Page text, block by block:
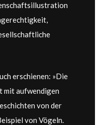
erschienen: »Die
mit aufwendigen
von der
von Vögeln.